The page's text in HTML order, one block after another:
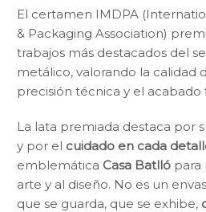
El certamen IMDPA
& Packaging Association)
trabajos más destacados del
metálico, valorando la calidad
precisión técnica y el acabado
La lata premiada destaca por
y por el cuidado en cada
emblemática Casa Batlló para
arte y al diseño. No es un
que se guarda, que se exhibe,